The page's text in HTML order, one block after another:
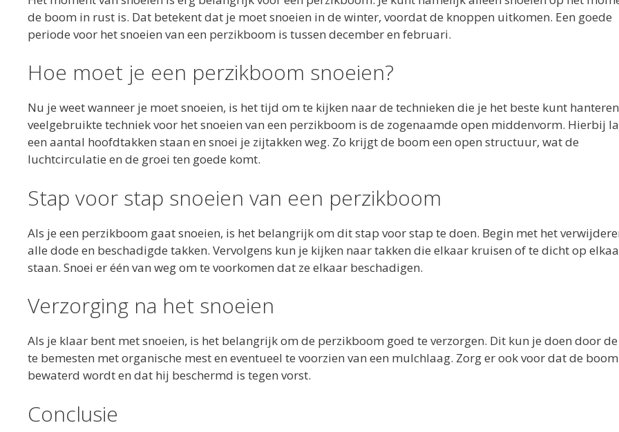
de boom in rust is. Dat betekent dat je moet snoeien in de winter, voordat de knoppen uitkomen. Een goede
periode voor het snoeien van een perzikboom is tussen december en februari.
Hoe moet je een perzikboom snoeien?
Nu je weet wanneer je moet snoeien, is het tijd om te kijken naar de technieken die je het beste kunt
veelgebruikte techniek voor het snoeien van een perzikboom is de zogenaamde open middenvorm. Hierbij
een aantal hoofdtakken staan en snoei je zijtakken weg. Zo krijgt de boom een open structuur, wat de
luchtcirculatie en de groei ten goede komt.
Stap voor stap snoeien van een perzikboom
Als je een perzikboom gaat snoeien, is het belangrijk om dit stap voor stap te doen. Begin met het
alle dode en beschadigde takken. Vervolgens kun je kijken naar takken die elkaar kruisen of te dicht op
staan. Snoei er één van weg om te voorkomen dat ze elkaar beschadigen.
Verzorging na het snoeien
Als je klaar bent met snoeien, is het belangrijk om de perzikboom goed te verzorgen. Dit kun je doen door
te bemesten met organische mest en eventueel te voorzien van een mulchlaag. Zorg er ook voor dat de
bewaterd wordt en dat hij beschermd is tegen vorst.
Conclusie